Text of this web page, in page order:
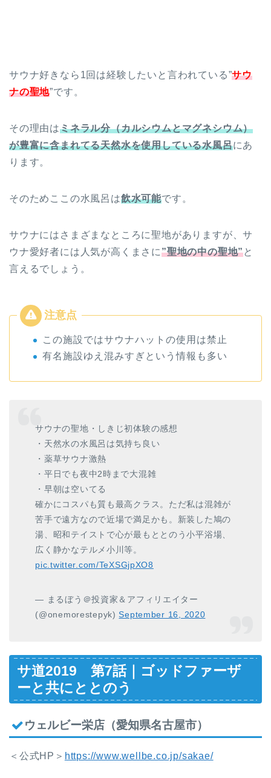
サウナ好きなら1回は経験したいと言われている”サウ
ナの聖地”です。
その理由はミネラル分（カルシウムとマグネシウム）
が豊富に含まれてる天然水を使用している水風呂にあ
ります。
そのためここの水風呂は飲水可能です。
サウナにはさまざまなところに聖地がありますが、サ
ウナ愛好者には人気が高くまさに”聖地の中の聖地”と
言えるでしょう。
この施設ではサウナハットの使用は禁止
有名施設ゆえ混みすぎという情報も多い
サウナの聖地・しきじ初体験の感想
・天然水の水風呂は気持ち良い
・薬草サウナ激熱
・平日でも夜中2時まで大混雑
・早朝は空いてる
確かにコスパも質も最高クラス。ただ私は混雑が
苦手で遠方なので近場で満足かも。新装した鳩の
湯、昭和テイストで心が最もととのう小平浴場、
広く静かなテルメ小川等。
pic.twitter.com/TeXSGjpXO8
— まるぼう＠投資家＆アフィリエイター
(@onemorestepyk)September 16, 2020
サ道2019 第7話｜ゴッドファーザ
ーと共にととのう
ウェルビー栄店（愛知県名古屋市）
＜公式HP＞ https://www.wellbe.co.jp/sakae/